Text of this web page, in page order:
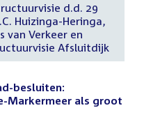
d.d. 29
Huizinga-Heringa,
van Verkeer en
Afsluitdijk
besluiten:
Markermeer als groot